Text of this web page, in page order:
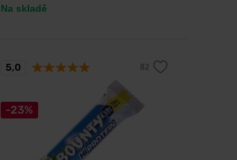
Na skladě
-23%
5,0